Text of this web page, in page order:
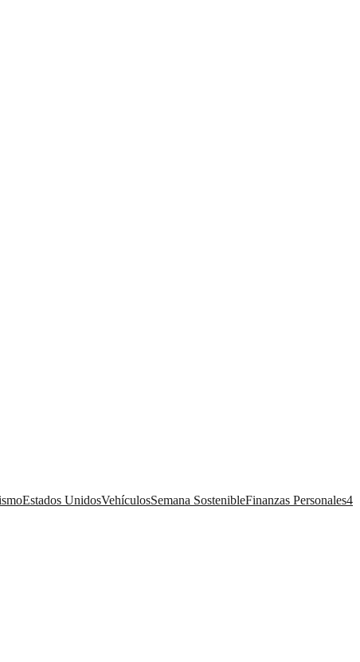
Estados UnidosVehículosSemana SostenibleFinanzas Personales4